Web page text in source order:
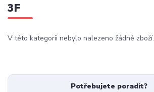
3F
V této kategorii nebylo nalezeno žádné zboží.
Potřebujete poradit?